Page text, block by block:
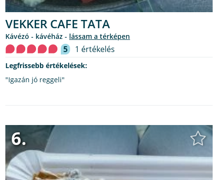
VEKKER CAFE TATA
kávézó - kávéház - lássam a térképen
5 1 értékelés
Legfrissebb értékelések:
"Igazán jó reggeli"
6.